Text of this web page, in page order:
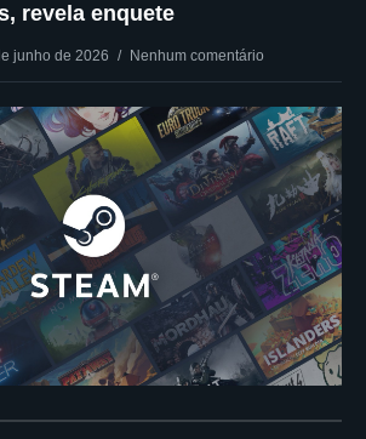
revela enquete
junho de 2026 Nenhum comentário